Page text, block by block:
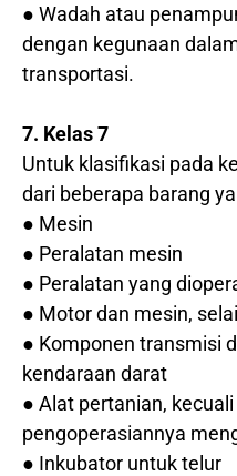
● Wadah atau
dengan kegunaan
transportasi.
7. Kelas 7
Untuk klasifikasi pada
dari beberapa barang
● Mesin
● Peralatan mesin
● Peralatan yang
● Motor dan mesin,
● Komponen transmisi
kendaraan darat
● Alat pertanian,
pengoperasiannya
● Inkubator untuk telur